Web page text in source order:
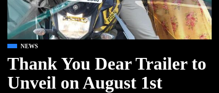
NEWS
Thank You Dear Trailer to
Unveil on August 1st